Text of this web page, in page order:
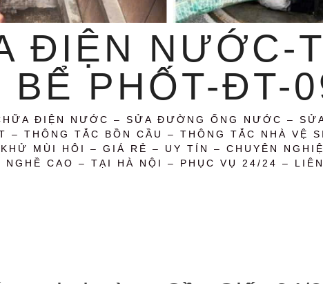
ĐIỆN NƯỚC-
BỂ PHỐT-ĐT-
ĐIỆN NƯỚC – SỬA ĐƯỜNG ỐNG NƯỚC –
– THÔNG TẮC BỒN CẦU – THÔNG TẮC NHÀ VỆ
MÙI HÔI – GIÁ RẺ – UY TÍN – CHUYÊN
NGHỀ CAO – TẠI HÀ NỘI – PHỤC VỤ 24/24 –